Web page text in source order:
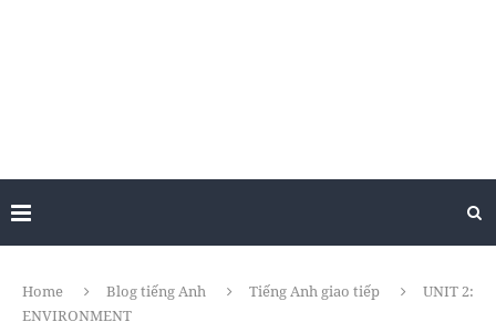
Home Blog tiếng Anh Tiếng Anh giao tiếp
UNIT 2:
ENVIRONMENT